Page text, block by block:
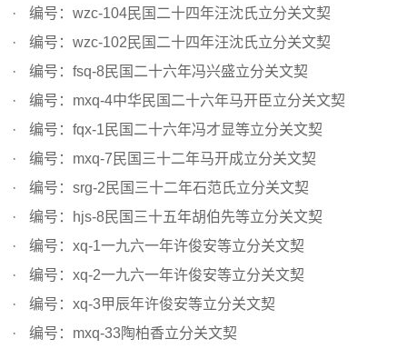
编号：wzc-104民国二十四年汪沈氏立分关文契
编号：wzc-102民国二十四年汪沈氏立分关文契
编号：fsq-8民国二十六年冯兴盛立分关文契
编号：mxq-4中华民国二十六年马开臣立分关文契
编号：fqx-1民国二十六年冯才显等立分关文契
编号：mxq-7民国三十二年马开成立分关文契
编号：srg-2民国三十二年石范氏立分关文契
编号：hjs-8民国三十五年胡伯先等立分关文契
编号：xq-1一九六一年许俊安等立分关文契
编号：xq-2一九六一年许俊安等立分关文契
编号：xq-3甲辰年许俊安等立分关文契
编号：mxq-33陶柏香立分关文契